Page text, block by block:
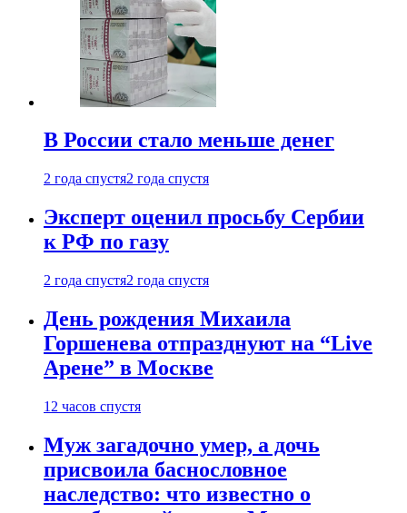
В России стало меньше денег
2 года спустя2 года спустя
Эксперт оценил просьбу Сербии
к РФ по газу
2 года спустя2 года спустя
День рождения Михаила
Горшенева отпразднуют на “Live
Арене” в Москве
12 часов спустя
Муж загадочно умер, а дочь
присвоила баснословное
наследство: что известно о